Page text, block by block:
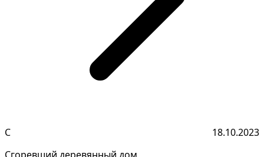
С
18.10.2023